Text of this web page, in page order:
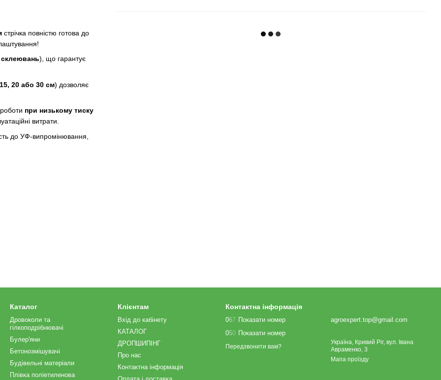
стрічка повністю готова до
склеювань), що гарантує
20 або 30 см) дозволяє
при низькому тиску
витрати.
до УФ-випромінювання,
Каталог
Дровоколи та
гілкоподрібнювачі
Булер'яни
Бетонозмішувачі
Будівельні матеріали
Плівка поліетиленова
Клієнтам
Вхід до кабінету
КАТАЛОГ
ДРОПШИПІНГ
Про нас
Контактна інформація
Контактна інформація
067 Показати номер
050 Показати номер
Передзвонити вам?
agroexpert.top@gmail.com
Україна, Кривий Ріг, вул. Івана
Авраменко, 3
Мапа проїзду